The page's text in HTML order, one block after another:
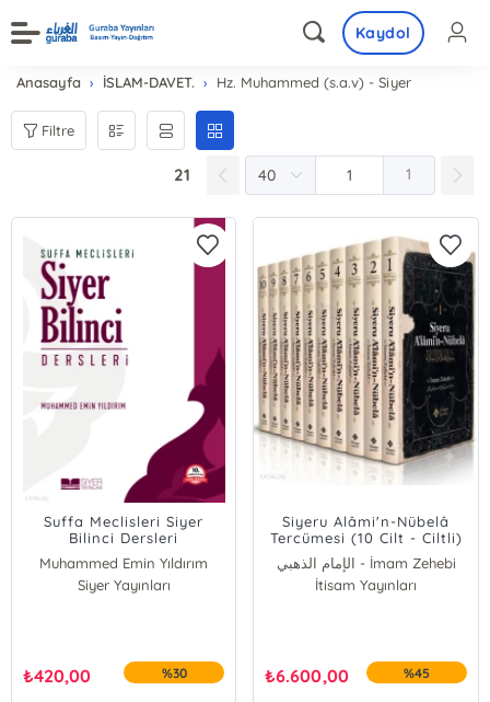
Kaydol
Anasayfa İSLAM-DAVET. Hz. Muhammed (s.a.v) - Siyer
Filtre
21 1
Suffa Meclisleri Siyer
Bilinci Dersleri
Muhammed Emin Yıldırım
Siyer Yayınları
₺420,00 %30
Siyeru Alâmi'n-Nübelâ
Tercümesi (10 Cilt - Ciltli)
الإمام الذهبي - İmam Zehebi
İtisam Yayınları
₺6.600,00 %45